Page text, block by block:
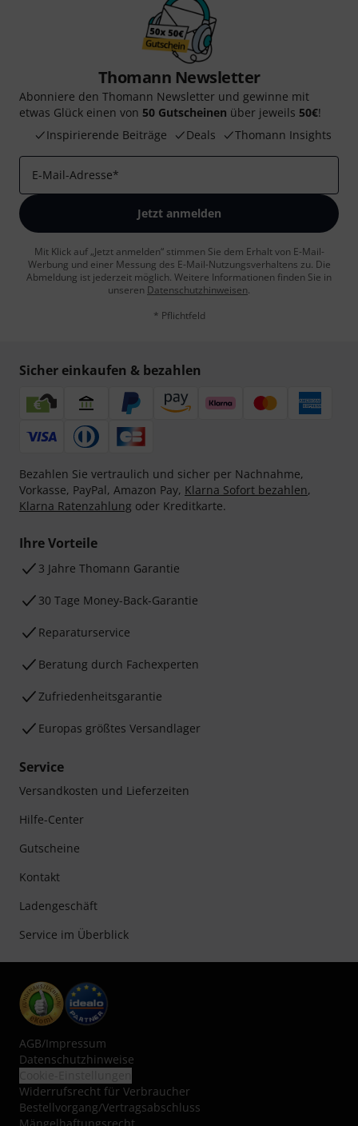
Thomann Newsletter
Abonniere den Thomann Newsletter und gewinne mit
etwas Glück einen von 50 Gutscheinen über jeweils 50€!
Inspirierende Beiträge
Deals Thomann Insights
E-Mail-Adresse*
Jetzt anmelden
Mit Klick auf „Jetzt anmelden“ stimmen Sie dem Erhalt von E-Mail-
Werbung und einer Messung des E-Mail-Nutzungsverhaltens zu. Die
Abmeldung ist jederzeit möglich. Weitere Informationen finden Sie in
unseren Datenschutzhinweisen.
* Pflichtfeld
Sicher einkaufen & bezahlen
Bezahlen Sie vertraulich und sicher per Nachnahme,
Vorkasse, PayPal, Amazon Pay, Klarna Sofort bezahlen,
Klarna Ratenzahlung oder Kreditkarte.
Ihre Vorteile
3 Jahre Thomann Garantie
30 Tage Money-Back-Garantie
Reparaturservice
Beratung durch Fachexperten
Zufriedenheitsgarantie
Europas größtes Versandlager
Service
Versandkosten und Lieferzeiten
Hilfe-Center
Gutscheine
Kontakt
Ladengeschäft
Service im Überblick
AGB/Impressum
Datenschutzhinweise
Widerrufsrecht für Verbraucher
Bestellvorgang/Vertragsabschluss